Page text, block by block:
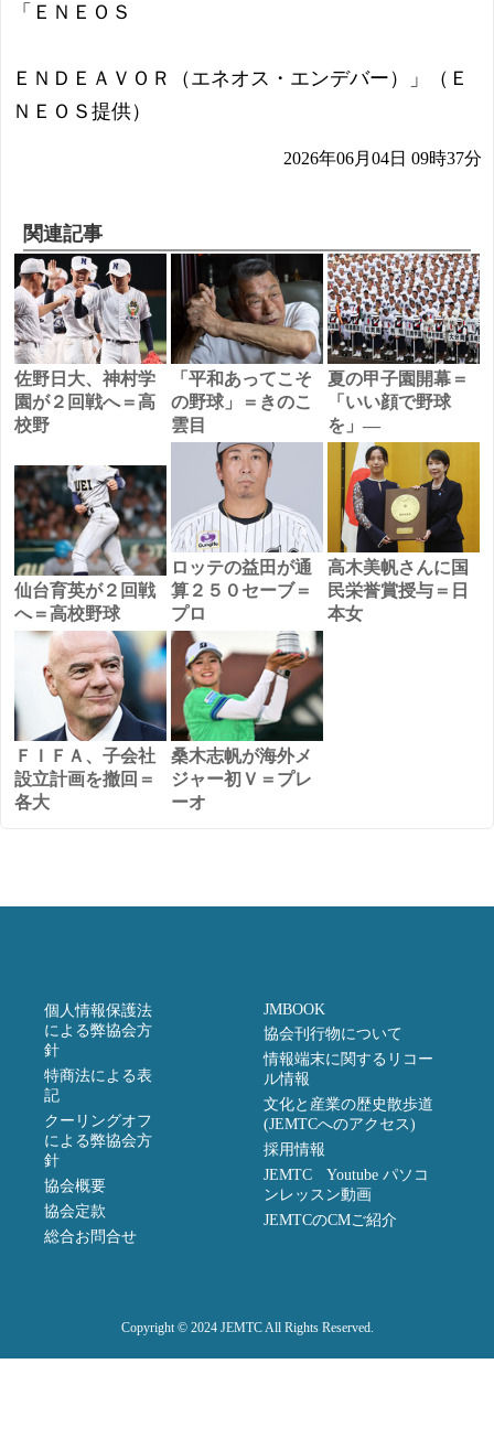
「ＥＮＥＯＳ
ＥＮＤＥＡＶＯＲ（エネオス・エンデバー）」（Ｅ
ＮＥＯＳ提供）
2026年06月04日 09時37分
関連記事
佐野日大、神村学
園が２回戦へ＝高
校野
「平和あってこそ
の野球」＝きのこ
雲目
夏の甲子園開幕＝
「いい顔で野球
を」―
仙台育英が２回戦
へ＝高校野球
ロッテの益田が通
算２５０セーブ＝
プロ
高木美帆さんに国
民栄誉賞授与＝日
本女
ＦＩＦＡ、子会社
設立計画を撤回＝
各大
桑木志帆が海外メ
ジャー初Ｖ＝プレ
ーオ
個人情報保護法
による弊協会方
針
特商法による表
記
クーリングオフ
による弊協会方
針
協会概要
協会定款
総合お問合せ
JMBOOK
協会刊行物について
情報端末に関するリコー
ル情報
文化と産業の歴史散歩道
(JEMTCへのアクセス)
採用情報
JEMTC Youtube パソコ
ンレッスン動画
JEMTCのCMご紹介
Copyright © 2024 JEMTC All Rights Reserved.